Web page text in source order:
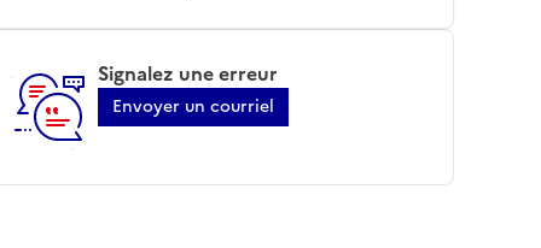
Signalez une erreur
Envoyer un courriel